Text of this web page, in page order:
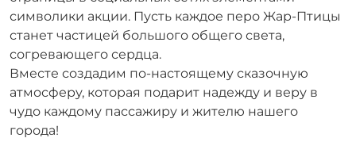
символики акции. Пусть каждое перо Жар-Птицы
станет частицей большого общего света,
согревающего сердца.
Вместе создадим по-настоящему сказочную
атмосферу, которая подарит надежду и веру в
чудо каждому пассажиру и жителю нашего
города!